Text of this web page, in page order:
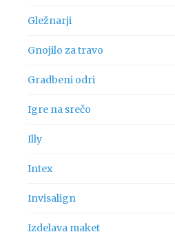
Gležnarji
Gnojilo za travo
Gradbeni odri
Igre na srečo
Illy
Intex
Invisalign
Izdelava maket